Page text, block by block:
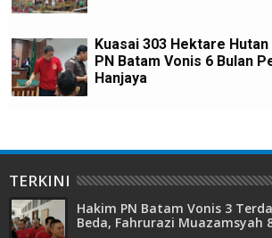
Kuasai 303 Hektare
PN Batam Vonis 6 Bulan
Hanjaya
TERKINI
Hakim PN Batam Vonis 3
Beda, Fahrurazi Muazamsyah